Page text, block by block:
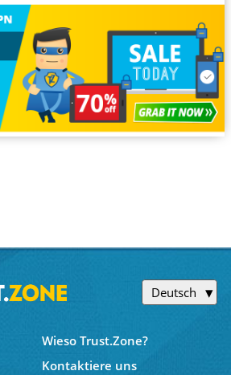
Deutsch
Wieso Trust.Zone?
Kontaktiere uns